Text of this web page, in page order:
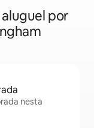
por
nesta